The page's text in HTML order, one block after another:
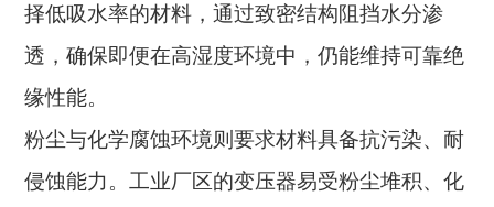
择低吸水率的材料，通过致密结构阻挡水分渗
透，确保即便在高湿度环境中，仍能维持可靠绝
缘性能。
粉尘与化学腐蚀环境则要求材料具备抗污染、耐
侵蚀能力。工业厂区的变压器易受粉尘堆积、化